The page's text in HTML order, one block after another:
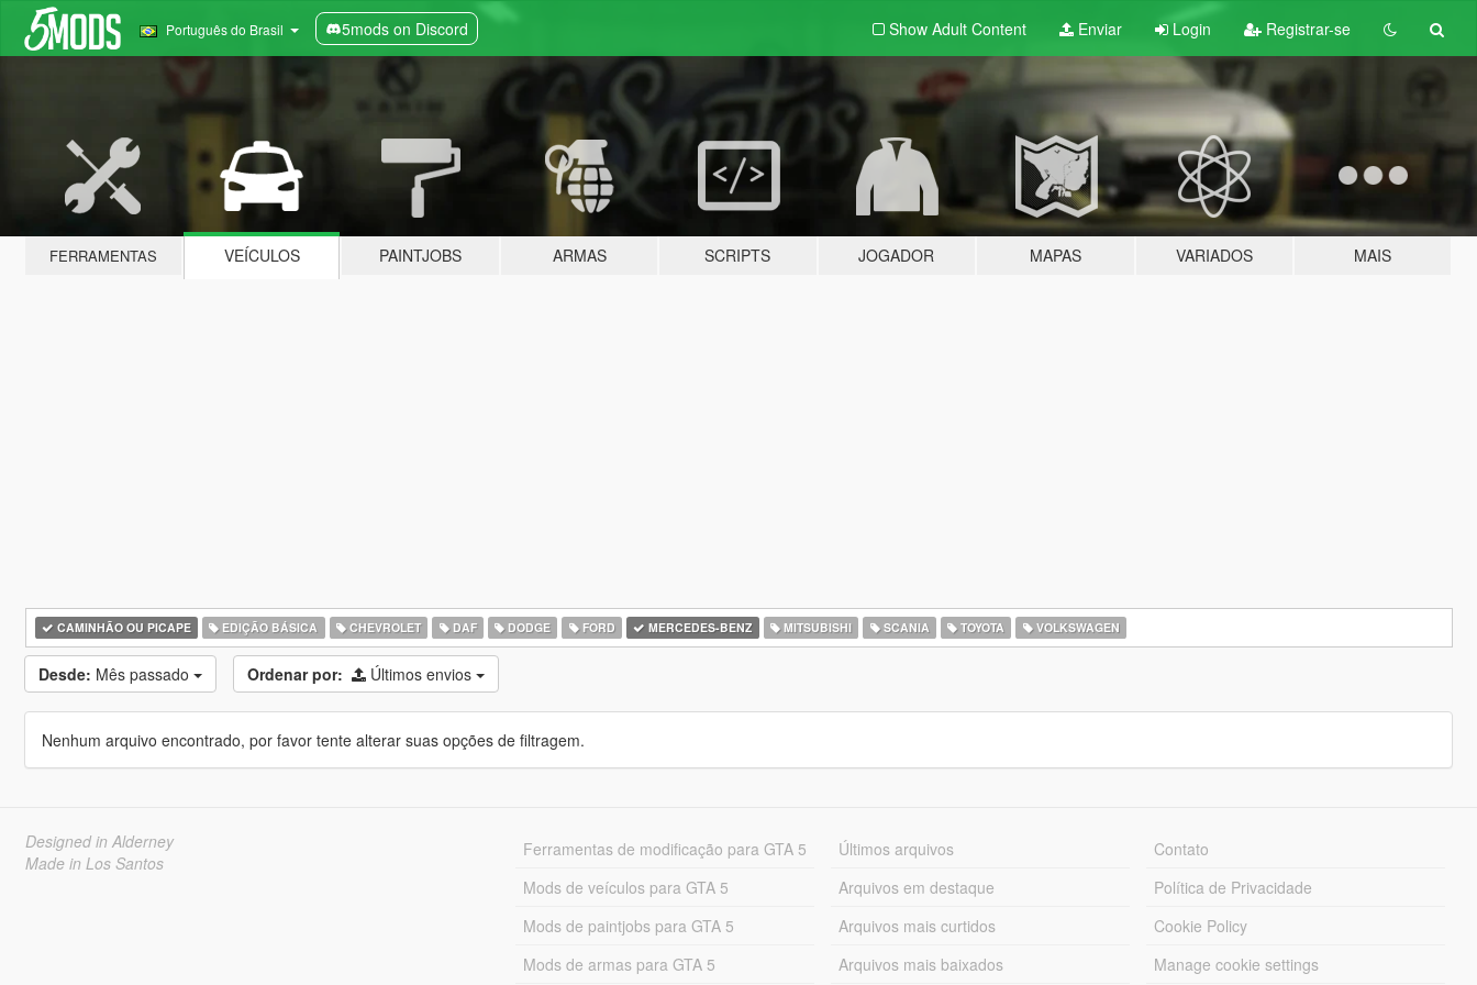
Português do Brasil 5mods on Discord Show Adult Content Enviar Login Registrar-se
FERRAMENTAS VEÍCULOS PAINTJOBS ARMAS SCRIPTS JOGADOR MAPAS VARIADOS MAIS
CAMINHÃO OU PICAPE EDIÇÃO BÁSICA CHEVROLET DAF DODGE FORD MERCEDES-BENZ MITSUBISHI SCANIA TOYOTA VOLKSWAGEN
Desde: Mês passado Ordenar por: Últimos envios
Nenhum arquivo encontrado, por favor tente alterar suas opções de filtragem.
Designed in Alderney
Made in Los Santos
Ferramentas de modificação para GTA 5
Mods de veículos para GTA 5
Mods de paintjobs para GTA 5
Mods de armas para GTA 5
Últimos arquivos
Arquivos em destaque
Arquivos mais curtidos
Arquivos mais baixados
Contato
Política de Privacidade
Cookie Policy
Manage cookie settings